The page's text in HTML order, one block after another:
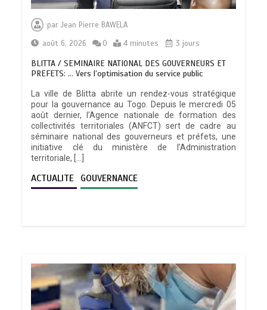
parJean Pierre BAWELA
août 6, 2026
0 4 minutes 3 jours
BLITTA / SEMINAIRE NATIONAL DES GOUVERNEURS ET
PREFETS: … Vers l’optimisation du service public
La ville de Blitta abrite un rendez-vous stratégique
pour la gouvernance au Togo. Depuis le mercredi 05
août dernier, l’Agence nationale de formation des
collectivités territoriales (ANFCT) sert de cadre au
séminaire national des gouverneurs et préfets, une
initiative clé du ministère de l’Administration
territoriale, […]
ACTUALITE GOUVERNANCE